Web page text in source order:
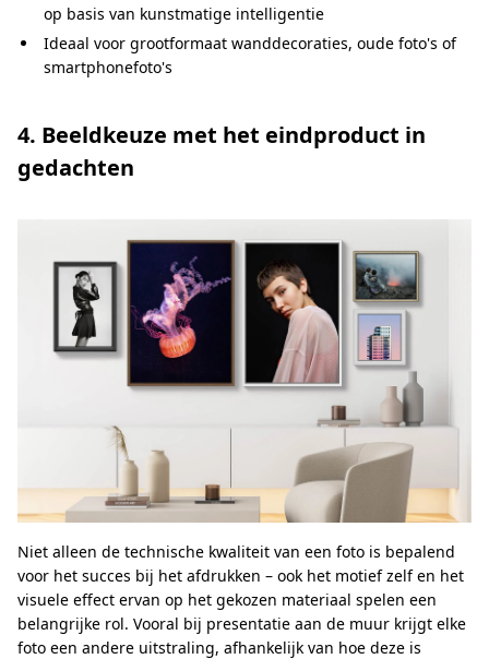
op basis van kunstmatige intelligentie
Ideaal voor grootformaat wanddecoraties, oude foto's of
smartphonefoto's
4. Beeldkeuze met het eindproduct in
gedachten
Niet alleen de technische kwaliteit van een foto is bepalend
voor het succes bij het afdrukken – ook het motief zelf en het
visuele effect ervan op het gekozen materiaal spelen een
belangrijke rol. Vooral bij presentatie aan de muur krijgt elke
foto een andere uitstraling, afhankelijk van hoe deze is